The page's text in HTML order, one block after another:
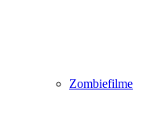
Zombiefilme